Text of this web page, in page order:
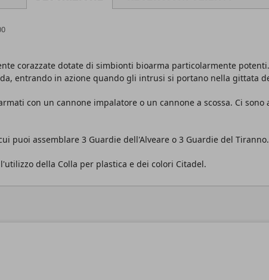
corazzate dotate di simbionti bioarma particolarmente
entrando in azione quando gli intrusi si portano nella gittata
con un cannone impalatore o un cannone a scossa. Ci
puoi assemblare 3 Guardie dell'Alveare o 3 Guardie del Tiranno.
della Colla per plastica e dei colori Citadel.